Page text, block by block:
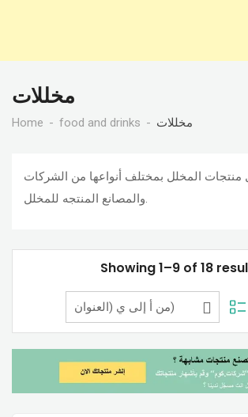
مخللات
Home food and drinks مخللات
منتجات المخلل بمختلف أنواعها من الشركات
والمصانع المنتجه للمخلل.
Showing 1–9 of 18